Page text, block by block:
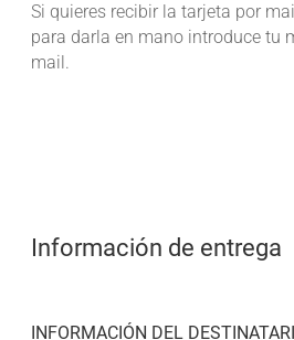
Si quieres recibir la tarjeta por
para darla en mano introduce tu
mail.
Información de entrega
INFORMACIÓN DEL